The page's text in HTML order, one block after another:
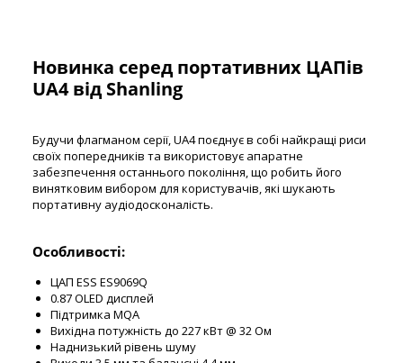
Новинка серед портативних ЦАПів
UA4 від Shanling
Будучи флагманом серії, UA4 поєднує в собі найкращі риси
своїх попередників та використовує апаратне
забезпечення останнього покоління, що робить його
винятковим вибором для користувачів, які шукають
портативну аудіодосконалість.
Особливості:
ЦАП ESS ES9069Q
0.87 OLED дисплей
Підтримка MQA
Вихідна потужність до 227 кВт @ 32 Ом
Наднизький рівень шуму